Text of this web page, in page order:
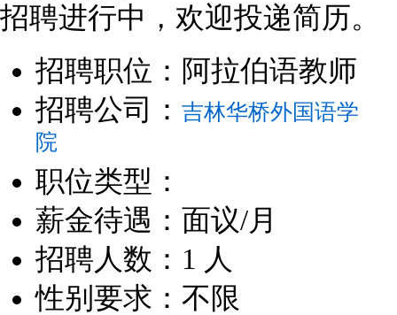
招聘进行中，欢迎投递简历。
招聘职位：阿拉伯语教师
招聘公司： 吉林华桥外国语学
院
职位类型：
薪金待遇：面议/月
招聘人数：1 人
性别要求：不限